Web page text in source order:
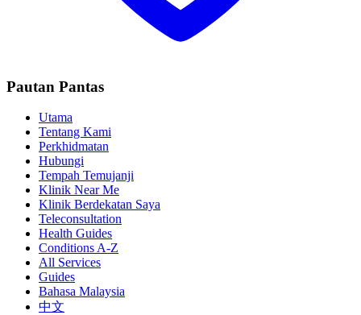
Pautan Pantas
Utama
Tentang Kami
Perkhidmatan
Hubungi
Tempah Temujanji
Klinik Near Me
Klinik Berdekatan Saya
Teleconsultation
Health Guides
Conditions A-Z
All Services
Guides
Bahasa Malaysia
中文